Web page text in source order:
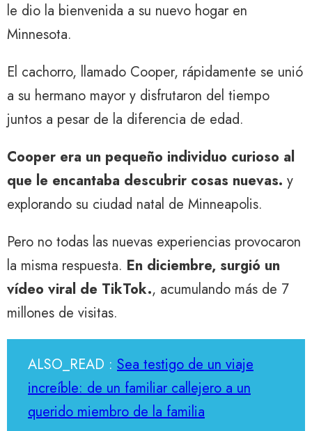
le dio la bienvenida a su nuevo hogar en
Minnesota.
El cachorro, llamado Cooper, rápidamente se unió
a su hermano mayor y disfrutaron del tiempo
juntos a pesar de la diferencia de edad.
Cooper era un pequeño individuo curioso al
que le encantaba descubrir cosas nuevas. y
explorando su ciudad natal de Minneapolis.
Pero no todas las nuevas experiencias provocaron
la misma respuesta. En diciembre, surgió un
vídeo viral de TikTok., acumulando más de 7
millones de visitas.
ALSO_READ : Sea testigo de un viaje
increíble: de un familiar callejero a un
querido miembro de la familia